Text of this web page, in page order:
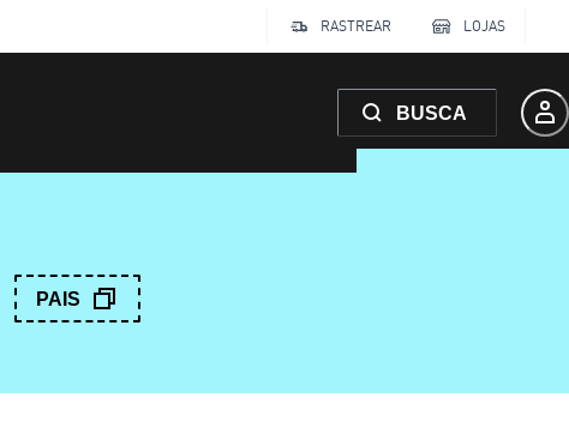
RASTREAR LOJAS
BUSCA
PAIS